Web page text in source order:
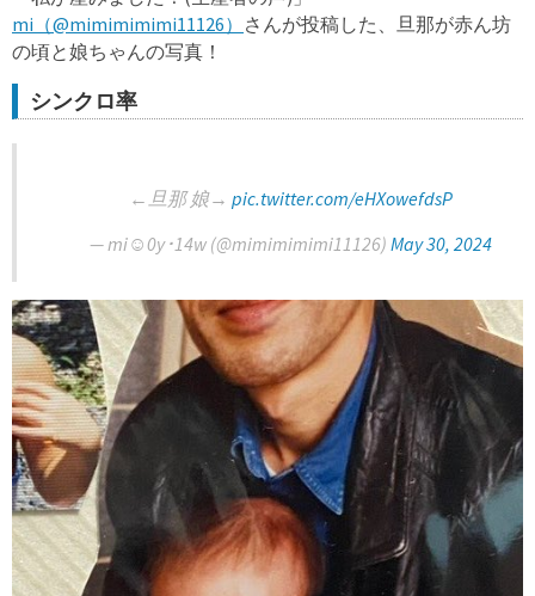
mi（@mimimimimi11126） さんが投稿した、旦那が赤ん坊
の頃と娘ちゃんの写真！
シンクロ率
←旦那 娘→ pic.twitter.com/eHXowefdsP
— mi☺︎0y･14w (@mimimimimi11126) May 30, 2024